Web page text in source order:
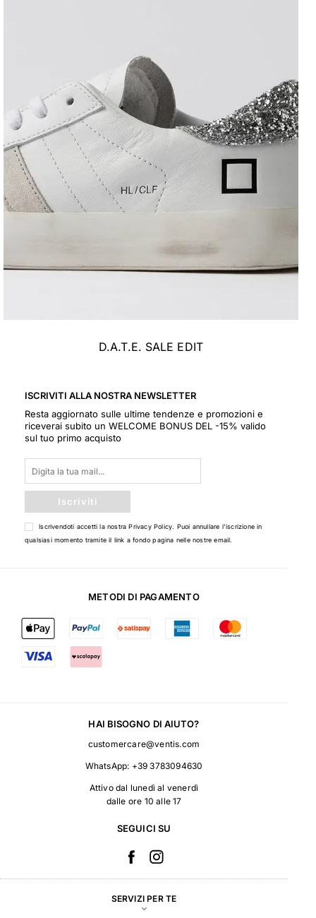
D.A.T.E. SALE EDIT
ISCRIVITI ALLA NOSTRA NEWSLETTER
Resta aggiornato sulle ultime tendenze e promozioni e
riceverai subito un WELCOME BONUS DEL -15% valido
sul tuo primo acquisto
Iscriviti
Iscrivendoti accetti la nostraPrivacy Policy. Puoi annullare l'iscrizione in
qualsiasi momento tramite il link a fondo pagina nelle nostre email.
METODI DI PAGAMENTO
HAI BISOGNO DI AIUTO?
customercare@ventis.com
WhatsApp: +39 3783094630
Attivo dal lunedì al venerdì
dalle ore 10 alle 17
SEGUICI SU
SERVIZI PER TE